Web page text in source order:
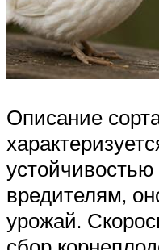
Описание
вредителям,
урожай.